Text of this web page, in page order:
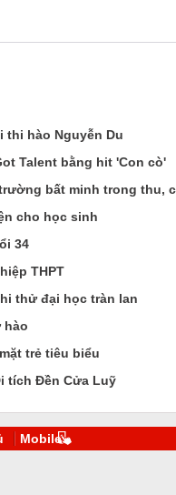
thi hào Nguyễn Du
Talent bằng hit 'Con cò'
bất minh trong thu,
cho học sinh
34
THPT
thử đại học tràn lan
hào
trẻ tiêu biểu
tích Đền Cửa Luỹ
Mobile